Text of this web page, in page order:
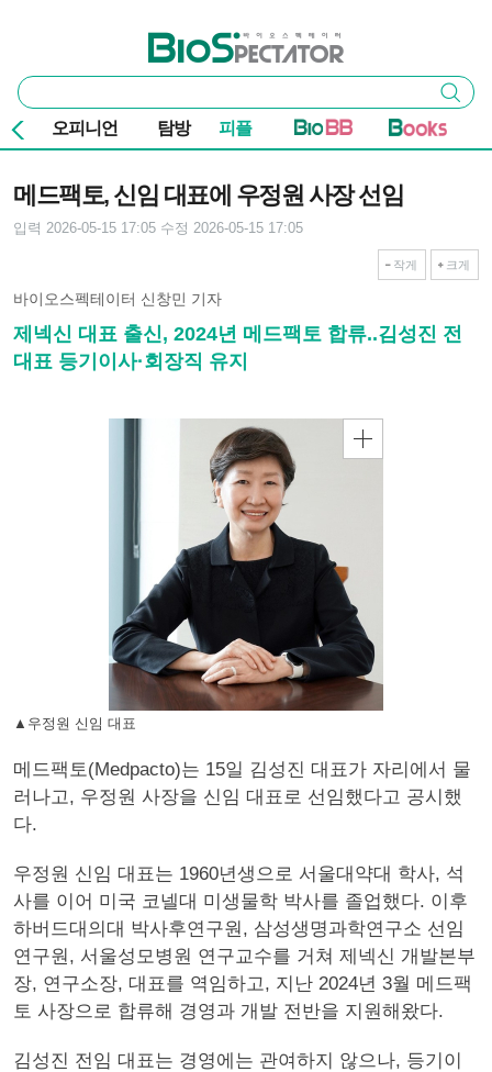
바이오스펙테이터
통
합
검
색
검색
오피니언 탐방 피플
메드팩토, 신임 대표에 우정원 사장 선임
입력 2026-05-15 17:05 수정 2026-05-15 17:05
작게 크게
바이오스펙테이터 신창민 기자
제넥신 대표 출신, 2024년 메드팩토 합류..김성진 전
대표 등기이사·회장직 유지
▲우정원 신임 대표
메드팩토(Medpacto)는 15일 김성진 대표가 자리에서 물
러나고, 우정원 사장을 신임 대표로 선임했다고 공시했
다.
우정원 신임 대표는 1960년생으로 서울대약대 학사, 석
사를 이어 미국 코넬대 미생물학 박사를 졸업했다. 이후
하버드대의대 박사후연구원, 삼성생명과학연구소 선임
연구원, 서울성모병원 연구교수를 거쳐 제넥신 개발본부
장, 연구소장, 대표를 역임하고, 지난 2024년 3월 메드팩
토 사장으로 합류해 경영과 개발 전반을 지원해왔다.
김성진 전임 대표는 경영에는 관여하지 않으나, 등기이